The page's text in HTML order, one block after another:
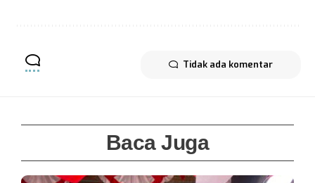
Tidak ada komentar
Baca Juga